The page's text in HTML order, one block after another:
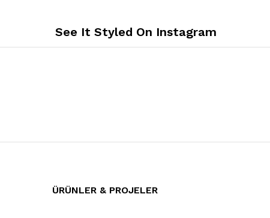
See It Styled On Instagram
ÜRÜNLER & PROJELER